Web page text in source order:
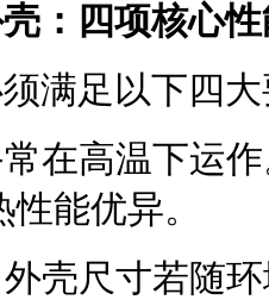
：四项核心
满足以下四
在高温下运
能优异。
壳尺寸若随